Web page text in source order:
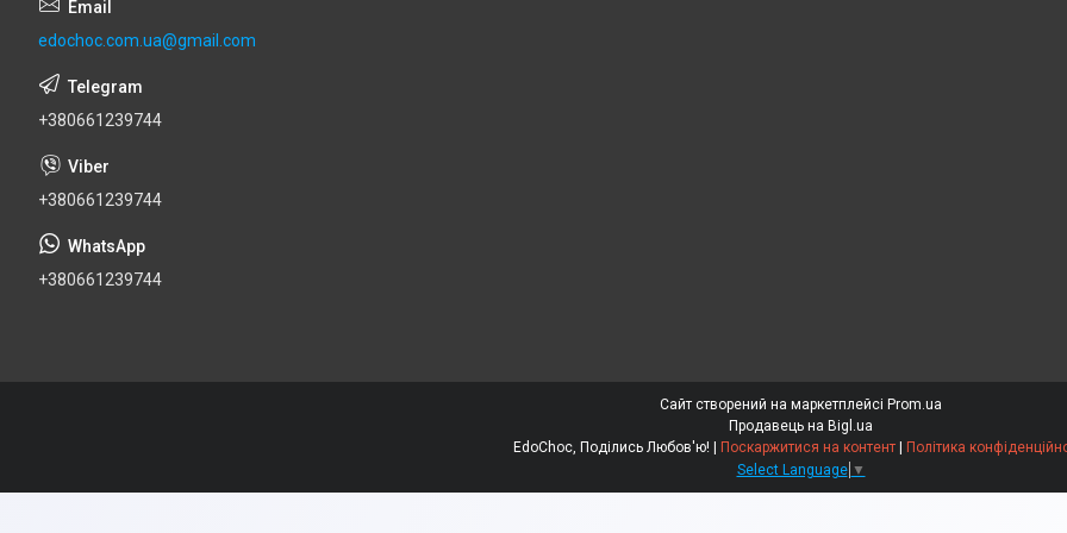
edochoc.com.ua@gmail.com
+380661239744
+380661239744
+380661239744
Сайт створений на маркетплейсі Prom.ua
Продавець на Bigl.ua
Поскаржитися на контент
Політика
Select Language ▼